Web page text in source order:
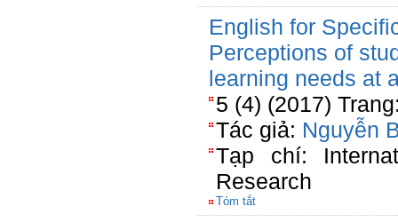
English for
Perceptions of
learning needs at
5 (4) (2017)
Tác giả: Nguyễn
Tạp chí:
Research
Tóm tắt